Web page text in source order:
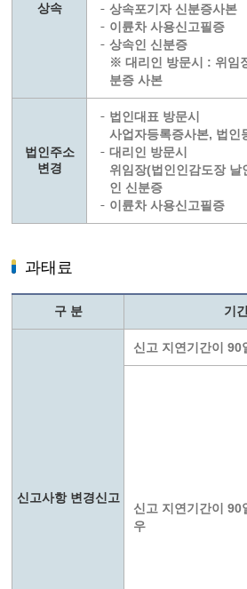
상속
상속포기자 신분증사본
이륜차 사용신고필증
상속인 신분증
※ 대리인 방문시 : 위임
분증 사본
법인주소
변경
법인대표 방문시
사업자등록증사본, 법인
대리인 방문시
위임장(법인인감도장 날
인 신분증
이륜차 사용신고필증
과태료
구 분 기
신고사항 변경신고
신고 지연기간이 90
신고 지연기간이 90
우